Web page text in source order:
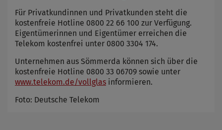
Für Privatkundinnen und Privatkunden steht die
kostenfreie Hotline 0800 22 66 100 zur Verfügung.
Eigentümerinnen und Eigentümer erreichen die
Telekom kostenfrei unter 0800 3304 174.
Unternehmen aus Sömmerda können sich über die
kostenfreie Hotline 0800 33 06709 sowie unter
www.telekom.de/vollglas informieren.
Foto: Deutsche Telekom